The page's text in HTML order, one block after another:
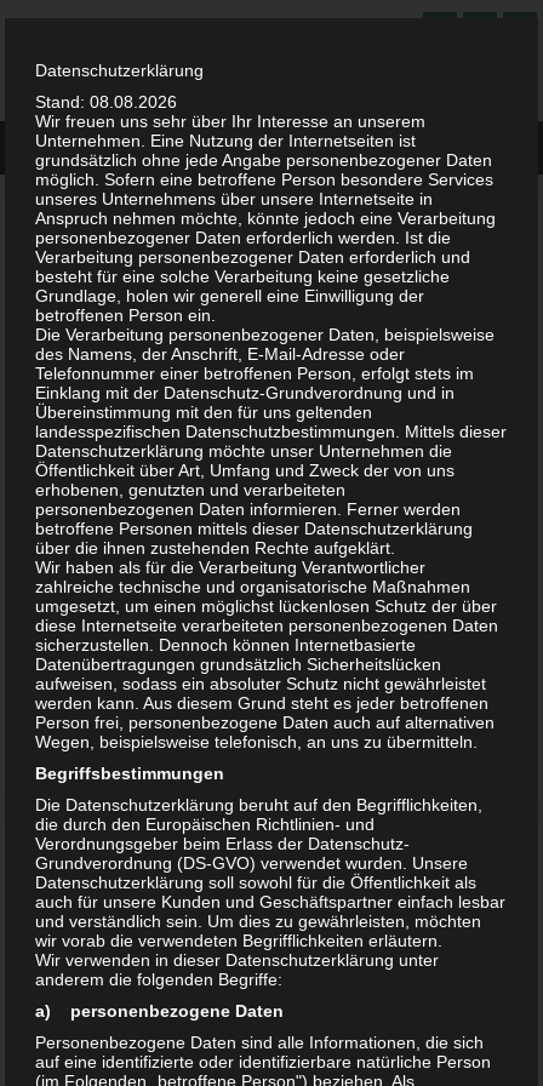
ALLES ZUM THEMA FREISPRUCH
Definition Freispruch
Der Freispruch ist ein Urteil, welches das Gericht am Ende einer
Hauptverhandlung über die Unschuld des Angeklagten spricht. Ein
Freispruch ergeht dann, wenn aus tatsächlichen oder aus rechtlichen
Gründen die Strafbarkeit der angeschuldigten Tat verneint wird, §
267 Abs.5 StPO (Strafprozessordnung).
Hierbei ist es für den Freispruches unerheblich, ob das Gericht den
Angeklagten für unschuldig oder lediglich für nicht überführt hält. Im
Urteilstenor werden deswegen auch keine zusätzlichen
Anmerkungen über die Gründe des Freispruches gemacht. Lediglich
in den Urteilsgründen merkt das Gericht an, ob es den Angeklagten
für nicht schuldig oder nur für nicht überführt hält, § 267 Abs.5 S.1
StPO. Folglich gibt es keine Freisprüche mit unterschiedlicher
Wertigkeit.
Auch wenn ein Angeklagter aufgrund von Schuldunfähigkeit
freigesprochen wird, kann das Gericht eine Unterbringung des
Angeklagten in einer psychiatrischen Anstalt anordnen.
DIREKT ZUM ANWALT
Hamburg
Hallerstraße 89, 20149 Hamburg
Tel +49 40 415371170
Fax +49 40 415371177
hamburg@kanzlei-steinwachs.de
Datenschutzerklärung
Stand: 08.08.2026
Wir freuen uns sehr über Ihr Interesse an unserem
Unternehmen. Eine Nutzung der Internetseiten ist
grundsätzlich ohne jede Angabe personenbezogener Daten
möglich. Sofern eine betroffene Person besondere Services
unseres Unternehmens über unsere Internetseite in
Anspruch nehmen möchte, könnte jedoch eine Verarbeitung
personenbezogener Daten erforderlich werden. Ist die
Verarbeitung personenbezogener Daten erforderlich und
besteht für eine solche Verarbeitung keine gesetzliche
Grundlage, holen wir generell eine Einwilligung der
betroffenen Person ein.
Die Verarbeitung personenbezogener Daten, beispielsweise
des Namens, der Anschrift, E-Mail-Adresse oder
Telefonnummer einer betroffenen Person, erfolgt stets im
Einklang mit der Datenschutz-Grundverordnung und in
Übereinstimmung mit den für uns geltenden
landesspezifischen Datenschutzbestimmungen. Mittels dieser
Datenschutzerklärung möchte unser Unternehmen die
Öffentlichkeit über Art, Umfang und Zweck der von uns
erhobenen, genutzten und verarbeiteten
personenbezogenen Daten informieren. Ferner werden
betroffene Personen mittels dieser Datenschutzerklärung
über die ihnen zustehenden Rechte aufgeklärt.
Wir haben als für die Verarbeitung Verantwortlicher
zahlreiche technische und organisatorische Maßnahmen
umgesetzt, um einen möglichst lückenlosen Schutz der über
diese Internetseite verarbeiteten personenbezogenen Daten
sicherzustellen. Dennoch können Internetbasierte
Datenübertragungen grundsätzlich Sicherheitslücken
aufweisen, sodass ein absoluter Schutz nicht gewährleistet
werden kann. Aus diesem Grund steht es jeder betroffenen
Person frei, personenbezogene Daten auch auf alternativen
Wegen, beispielsweise telefonisch, an uns zu übermitteln.
Begriffsbestimmungen
Die Datenschutzerklärung beruht auf den Begrifflichkeiten,
die durch den Europäischen Richtlinien- und
Verordnungsgeber beim Erlass der Datenschutz-
Grundverordnung (DS-GVO) verwendet wurden. Unsere
Datenschutzerklärung soll sowohl für die Öffentlichkeit als
auch für unsere Kunden und Geschäftspartner einfach lesbar
und verständlich sein. Um dies zu gewährleisten, möchten
wir vorab die verwendeten Begrifflichkeiten erläutern.
Wir verwenden in dieser Datenschutzerklärung unter
anderem die folgenden Begriffe:
a) personenbezogene Daten
Personenbezogene Daten sind alle Informationen, die sich
auf eine identifizierte oder identifizierbare natürliche Person
(im Folgenden „betroffene Person") beziehen. Als